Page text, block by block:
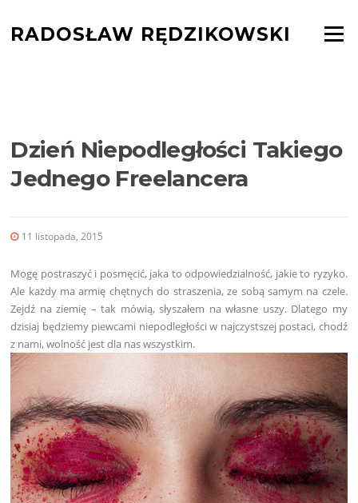
treściRADOSŁAW RĘDZIKOWSKI Menu
Dzień Niepodległości Takiego
Jednego Freelancera
11 listopada, 2015
Mogę postraszyć i posmęcić, jaka to odpowiedzialność, jakie to ryzyko.
Ale każdy ma armię chętnych do straszenia, ze sobą samym na czele.
Zejdź na ziemię – tak mówią, słyszałem na własne uszy. Dlatego my
dzisiaj będziemy piewcami niepodległości w najczystszej postaci, chodź
z nami, wolność jest dla nas wszystkim.